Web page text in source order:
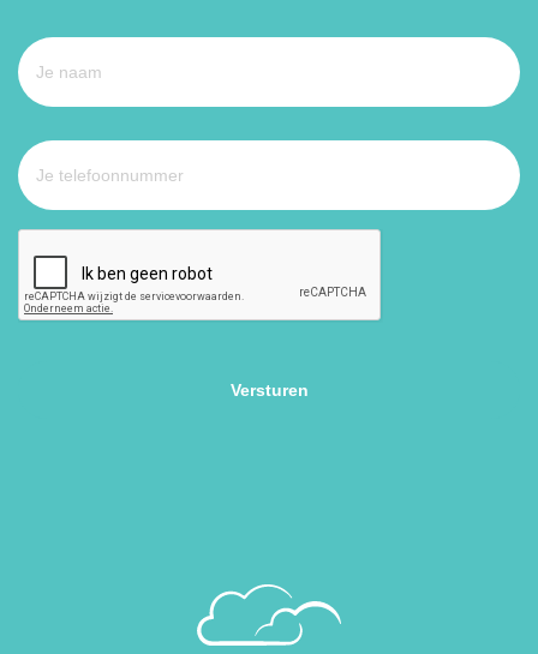
naam
telefoonnummer